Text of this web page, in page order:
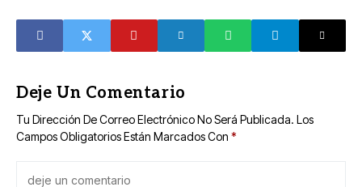
Deje Un Comentario
Tu Dirección De Correo Electrónico No Será Publicada. Los
Campos Obligatorios Están Marcados Con *